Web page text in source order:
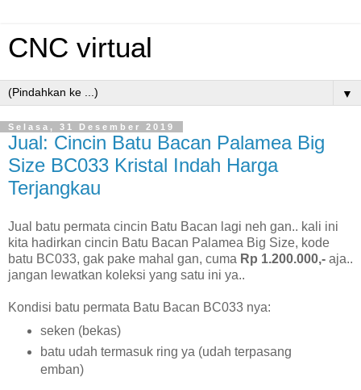
CNC virtual
▼
Selasa, 31 Desember 2019
Jual: Cincin Batu Bacan Palamea Big
Size BC033 Kristal Indah Harga
Terjangkau
Jual batu permata cincin Batu Bacan lagi neh gan.. kali ini
kita hadirkan cincin Batu Bacan Palamea Big Size, kode
batu BC033, gak pake mahal gan, cuma Rp 1.200.000,- aja..
jangan lewatkan koleksi yang satu ini ya..
Kondisi batu permata Batu Bacan BC033 nya:
seken (bekas)
batu udah termasuk ring ya (udah terpasang
emban)